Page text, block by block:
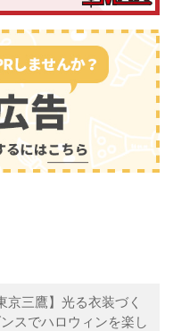
京三鷹】光る衣装づく
スでハロウィンを楽し